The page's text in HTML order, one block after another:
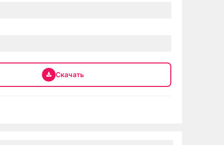
Скачать